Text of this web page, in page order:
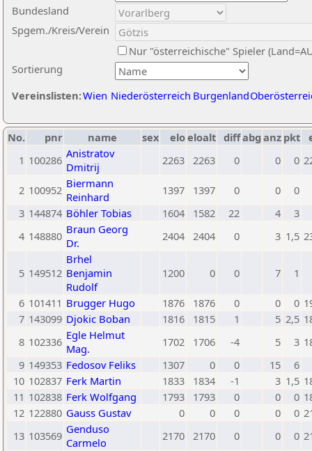
Sortierung
Bundesland
Spgem./Kreis/Verein
Nur "österreichische" Spieler
Vereinslisten:Wien Niederösterreich Burgenland
No. pnr name sex eloeloalt diffabg anz pkt
1 100286 Anistratov
Dmitrij
2263 2263 0 0 0
2 100952 Biermann
Reinhard
1397 1397 0 0
0
3 144874 Böhler Tobias 1604 1582 22 4
3
4 148880 Braun Georg
Dr.
2404 2404 0 3 1,5
5 149512
Brhel
Benjamin
Rudolf
1200 0 0 7 1
6 101411 Brugger Hugo 1876 1876 0 0 0
7 143099 Djokic Boban 1816 1815 1 5 2,5
8 102336 Egle Helmut
Mag.
1702 1706 -4 5 3
9 149353 Fedosov Feliks 1307 0 0 15
6
10 102837 Ferk Martin 1833 1834 -1 3 1,5
11 102838 Ferk Wolfgang 1793 1793 0 0 0
12 122880 Gauss Gustav 0 0 0 0 0
13 103569 Genduso
Carmelo
2170 2170 0 0 0